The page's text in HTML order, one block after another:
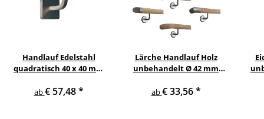
Handlauf Edelstahl
quadratisch 40 x 40 mm
Edelstahlhalter
ab€ 57,48*
Lärche Handlauf Holz
unbehandelt Ø 42 mm
Edelstahlhalter und
ab€ 33,56*